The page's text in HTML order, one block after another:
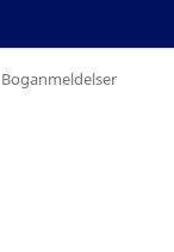
Boganmeldelser